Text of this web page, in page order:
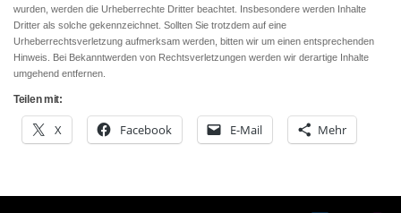
wurden, werden die Urheberrechte Dritter beachtet. Insbesondere werden Inhalte
Dritter als solche gekennzeichnet. Sollten Sie trotzdem auf eine
Urheberrechtsverletzung aufmerksam werden, bitten wir um einen entsprechenden
Hinweis. Bei Bekanntwerden von Rechtsverletzungen werden wir derartige Inhalte
umgehend entfernen.
Teilen mit:
X Facebook E-Mail Mehr